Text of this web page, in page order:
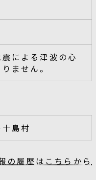
による津波の心
ません。
島村
の履歴はこちらから